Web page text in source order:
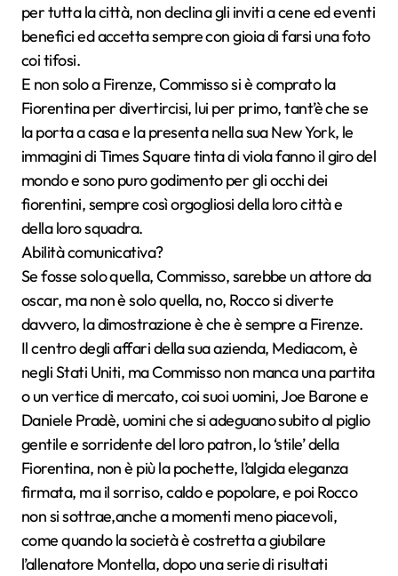
per tutta la città, non declina gli inviti a cene ed eventi
benefici ed accetta sempre con gioia di farsi una foto
coi tifosi.
E non solo a Firenze, Commisso si è comprato la
Fiorentina per divertircisi, lui per primo, tant’è che se
la porta a casa e la presenta nella sua New York, le
immagini di Times Square tinta di viola fanno il giro del
mondo e sono puro godimento per gli occhi dei
fiorentini, sempre così orgogliosi della loro città e
della loro squadra.
Abilità comunicativa?
Se fosse solo quella, Commisso, sarebbe un attore da
oscar, ma non è solo quella, no, Rocco si diverte
davvero, la dimostrazione è che è sempre a Firenze.
Il centro degli affari della sua azienda, Mediacom, è
negli Stati Uniti, ma Commisso non manca una partita
o un vertice di mercato, coi suoi uomini, Joe Barone e
Daniele Pradè, uomini che si adeguano subito al piglio
gentile e sorridente del loro patron, lo ‘stile’ della
Fiorentina, non è più la pochette, l’algida eleganza
firmata, ma il sorriso, caldo e popolare, e poi Rocco
non si sottrae,anche a momenti meno piacevoli,
come quando la società è costretta a giubilare
l’allenatore Montella, dopo una serie di risultati